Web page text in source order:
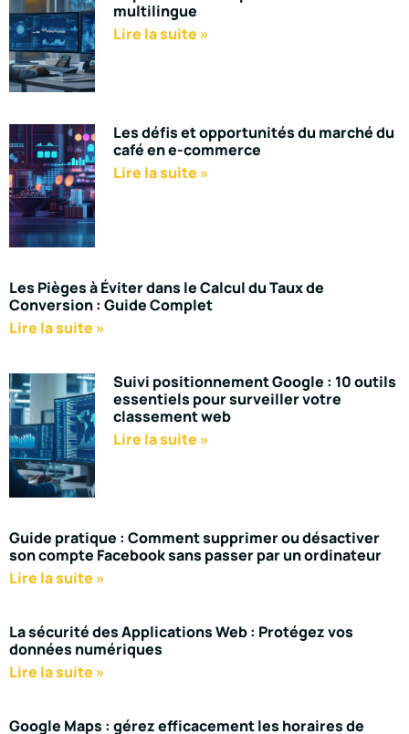
multilingue
Lire la suite »
Les défis et opportunités du marché du
café en e-commerce
Lire la suite »
Les Pièges à Éviter dans le Calcul du Taux de
Conversion : Guide Complet
Lire la suite »
Suivi positionnement Google : 10 outils
essentiels pour surveiller votre
classement web
Lire la suite »
Guide pratique : Comment supprimer ou désactiver
son compte Facebook sans passer par un ordinateur
Lire la suite »
La sécurité des Applications Web : Protégez vos
données numériques
Lire la suite »
Google Maps : gérez efficacement les horaires de